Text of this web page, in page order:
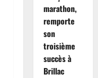
marathon,
remporte
son
troisième
succès à
Brillac